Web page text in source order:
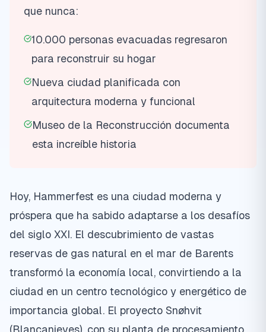
que nunca:
10.000 personas evacuadas regresaron
para reconstruir su hogar
Nueva ciudad planificada con
arquitectura moderna y funcional
Museo de la Reconstrucción documenta
esta increíble historia
Hoy, Hammerfest es una ciudad moderna y
próspera que ha sabido adaptarse a los desafíos
del siglo XXI. El descubrimiento de vastas
reservas de gas natural en el mar de Barents
transformó la economía local, convirtiendo a la
ciudad en un centro tecnológico y energético de
importancia global. El proyecto Snøhvit
(Blancanieves), con su planta de procesamiento